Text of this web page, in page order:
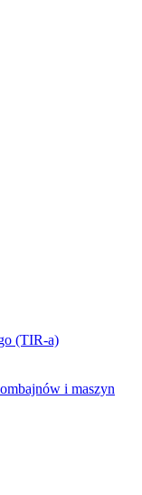
(TIR-a)
i maszyn